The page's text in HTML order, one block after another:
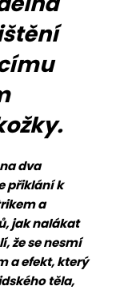
dva
přiklání k
a
jak nalákat
že se nesmí
a efekt, který
těla,